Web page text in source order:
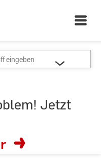
Open
Main
Jetzt